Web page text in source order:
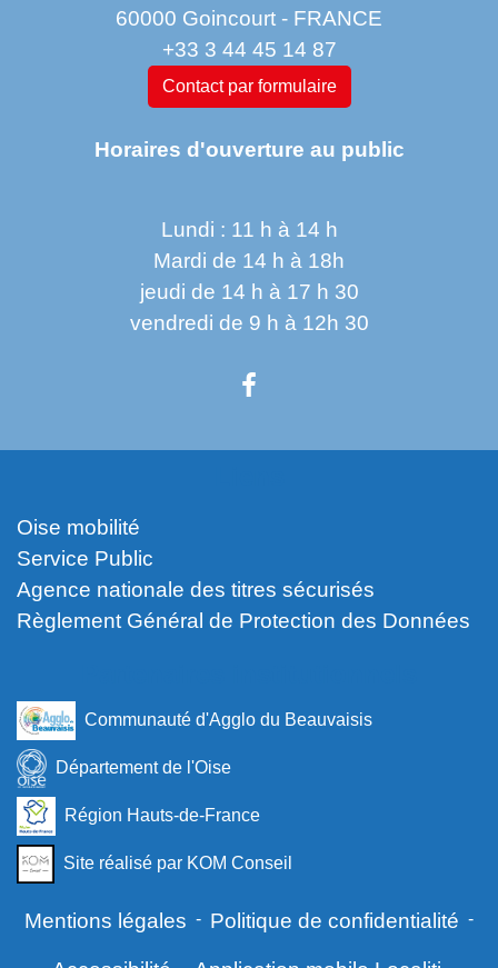
60000 Goincourt - FRANCE
+33 3 44 45 14 87
Contact par formulaire
Horaires d'ouverture au public
Lundi : 11 h à 14 h
Mardi de 14 h à 18h
jeudi de 14 h à 17 h 30
vendredi de 9 h à 12h 30
Oise mobilité
Service Public
Agence nationale des titres sécurisés
Règlement Général de Protection des Données
Communauté d'Agglo du Beauvaisis
Département de l'Oise
Région Hauts-de-France
Site réalisé par KOM Conseil
Mentions légales - Politique de confidentialité -